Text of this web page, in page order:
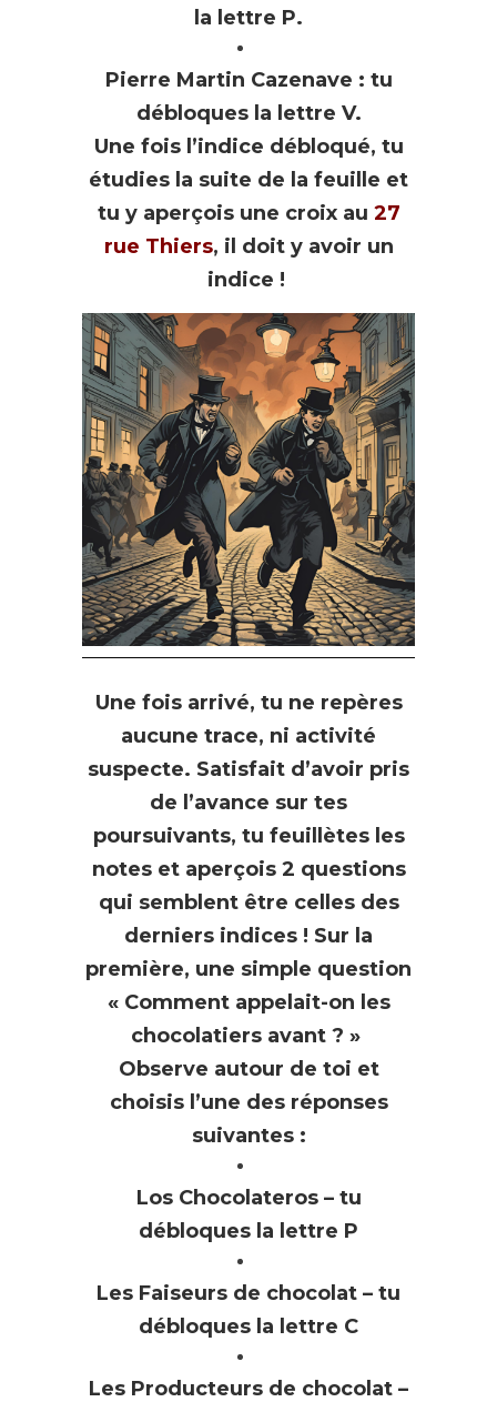
la lettre P.
Pierre Martin Cazenave : tu
débloques la lettre V.
Une fois l’indice débloqué, tu
étudies la suite de la feuille et
tu y aperçois une croix au 27
rue Thiers, il doit y avoir un
indice !
Une fois arrivé, tu ne repères
aucune trace, ni activité
suspecte. Satisfait d’avoir pris
de l’avance sur tes
poursuivants, tu feuillètes les
notes et aperçois 2 questions
qui semblent être celles des
derniers indices ! Sur la
première, une simple question
« Comment appelait-on les
chocolatiers avant ? »
Observe autour de toi et
choisis l’une des réponses
suivantes :
Los Chocolateros – tu
débloques la lettre P
Les Faiseurs de chocolat – tu
débloques la lettre C
Les Producteurs de chocolat –